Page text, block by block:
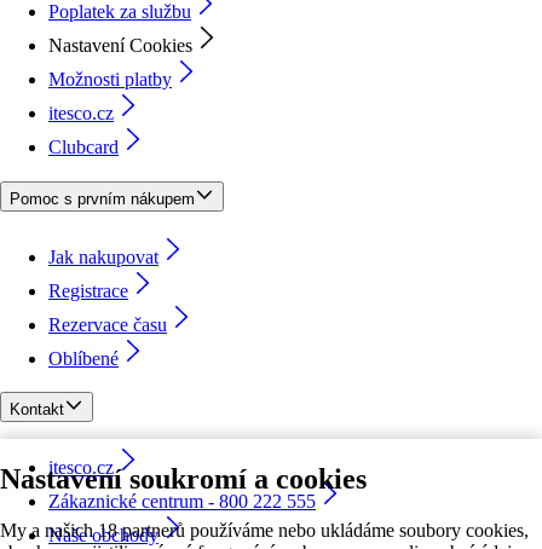
Nastavení soukromí a cookies
My a našich 18 partnerů používáme nebo ukládáme soubory cookies,
Poplatek za službu
Nastavení Cookies
Možnosti platby
itesco.cz
Clubcard
Pomoc s prvním nákupem
Jak nakupovat
Registrace
Rezervace času
Oblíbené
Kontakt
itesco.cz
Zákaznické centrum - 800 222 555
Naše obchody